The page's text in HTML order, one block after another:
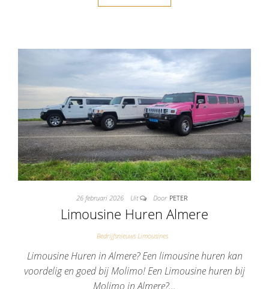
26 februari 2026 Uit Door PETER
Limousine Huren Almere
Bedrijfsnieuws Limousines
Limousine Huren in Almere? Een limousine huren kan
voordelig en goed bij Molimo! Een Limousine huren bij
Molimo in Almere?…